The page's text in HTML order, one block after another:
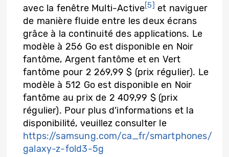
avec la fenêtre Multi-Active[5] et naviguer
de manière fluide entre les deux écrans
grâce à la continuité des applications. Le
modèle à 256 Go est disponible en Noir
fantôme, Argent fantôme et en Vert
fantôme pour 2 269,99 $ (prix régulier). Le
modèle à 512 Go est disponible en Noir
fantôme au prix de 2 409,99 $ (prix
régulier). Pour plus d’informations et la
disponibilité, veuillez consulter le
https://samsung.com/ca_fr/smartphones/
galaxy-z-fold3-5g